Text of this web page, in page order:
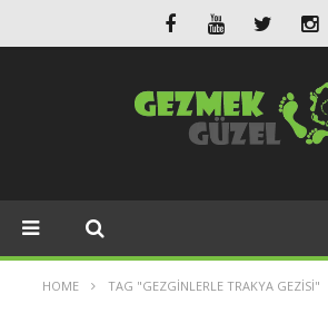
HOME TAG "GEZGINLERLE TRAKYA GEZISI"